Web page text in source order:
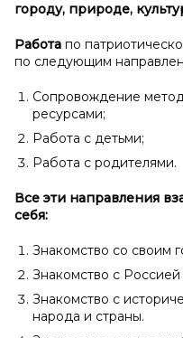
городу, природе,
Работа по
по следующим
Сопровождение
ресурсами;
Работа с детьми;
Работа с родителями.
Все эти направления
себя:
Знакомство со своим
Знакомство с
Знакомство с
народа и страны.